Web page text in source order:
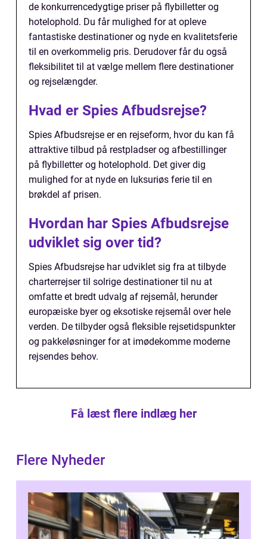
de konkurrencedygtige priser på flybilletter og
hotelophold. Du får mulighed for at opleve
fantastiske destinationer og nyde en kvalitetsferie
til en overkommelig pris. Derudover får du også
fleksibilitet til at vælge mellem flere destinationer
og rejselængder.
Hvad er Spies Afbudsrejse?
Spies Afbudsrejse er en rejseform, hvor du kan få
attraktive tilbud på restpladser og afbestillinger
på flybilletter og hotelophold. Det giver dig
mulighed for at nyde en luksuriøs ferie til en
brøkdel af prisen.
Hvordan har Spies Afbudsrejse
udviklet sig over tid?
Spies Afbudsrejse har udviklet sig fra at tilbyde
charterrejser til solrige destinationer til nu at
omfatte et bredt udvalg af rejsemål, herunder
europæiske byer og eksotiske rejsemål over hele
verden. De tilbyder også fleksible rejsetidspunkter
og pakkeløsninger for at imødekomme moderne
rejsendes behov.
Få læst flere indlæg her
Flere Nyheder